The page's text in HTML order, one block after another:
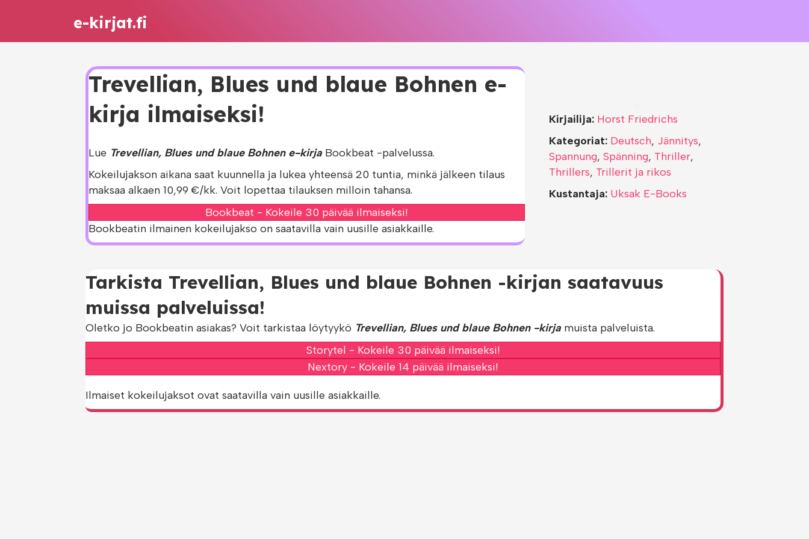
e-kirjat.fi
Trevellian, Blues und blaue Bohnen e-
kirja ilmaiseksi!
Lue Trevellian, Blues und blaue Bohnen e-kirja Bookbeat -palvelussa.
Kokeilujakson aikana saat kuunnella ja lukea yhteensä 20 tuntia, minkä jälkeen tilaus
maksaa alkaen 10,99 €/kk. Voit lopettaa tilauksen milloin tahansa.
Bookbeat - Kokeile 30 päivää ilmaiseksi!
Bookbeatin ilmainen kokeilujakso on saatavilla vain uusille asiakkaille.
Kirjailija: Horst Friedrichs
Kategoriat: Deutsch, Jännitys,
Spannung, Spänning, Thriller,
Thrillers, Trillerit ja rikos
Kustantaja: Uksak E-Books
Tarkista Trevellian, Blues und blaue Bohnen -kirjan saatavuus
muissa palveluissa!
Oletko jo Bookbeatin asiakas? Voit tarkistaa löytyykö Trevellian, Blues und blaue Bohnen -kirja muista palveluista.
Storytel - Kokeile 30 päivää ilmaiseksi!
Nextory - Kokeile 14 päivää ilmaiseksi!
Ilmaiset kokeilujaksot ovat saatavilla vain uusille asiakkaille.